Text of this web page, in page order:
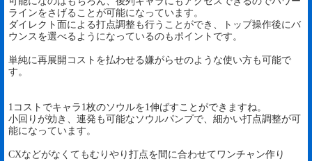
ラインをさげることが可能になっています。
ダイレクト面による打点調整も行うことができ、トップ操作後にバ
ウンスを選べるようになっているのもポイントです。
単純に再展開コストを払わせる嫌がらせのような使い方も可能で
す。
1コストでキャラ1枚のソウルを1伸ばすことができますね。
小回りが効き、連発も可能なソウルパンプで、細かい打点調整が可
能になっています。
CXなどがなくてもむりやり打点を間に合わせてワンチャン作り